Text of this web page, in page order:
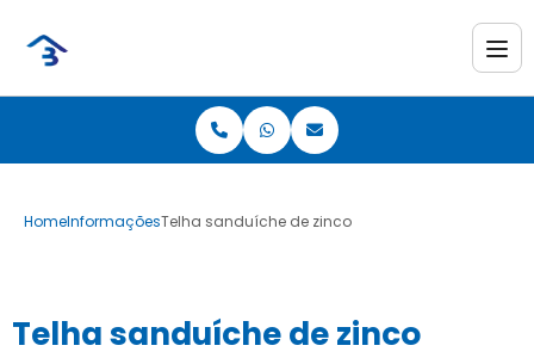
HomeInformaçõesTelha sanduíche de zinco
Telha sanduíche de zinco